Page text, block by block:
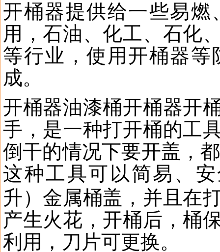
开桶器提供给一些易
用，石油、化工、石化
等行业，使用开桶器
成。
开桶器油漆桶开桶器开
手，是一种打开桶的工
倒干的情况下要开盖，
这种工具可以简易、
升）金属桶盖，并且在
产生火花，开桶后，桶
利用，刀片可更换。